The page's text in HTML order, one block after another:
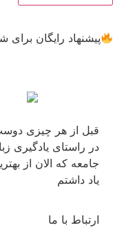
پیشنهاد رایگان برای
قبل از هر چیزی
در راستای یادگیری
جامعه که الان از
یاد داشتم
ارتباط با ما